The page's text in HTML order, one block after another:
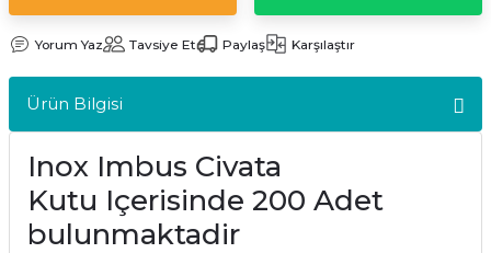
Yorum Yaz Tavsiye Et Paylaş Karşılaştır
Ürün Bilgisi
Inox Imbus Civata
Kutu Içerisinde 200 Adet
bulunmaktadir